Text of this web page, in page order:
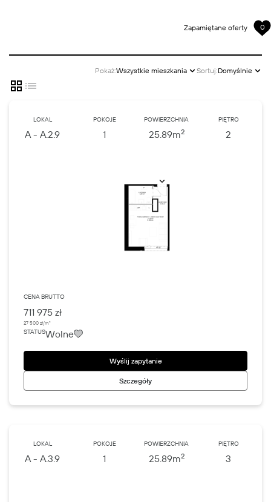
Zapamiętane oferty 0
Pokaż:Wszystkie mieszkania Sortuj:Domyślnie
LOKAL
A - A.2.9
POKOJE
1
POWIERZCHNIA
25.89m2
PIĘTRO
2
CENA BRUTTO
711 975 zł
27 500 zł/m²
STATUSWolne
Wyślij zapytanie
Szczegóły
LOKAL
A - A.3.9
POKOJE
1
POWIERZCHNIA
25.89m2
PIĘTRO
3